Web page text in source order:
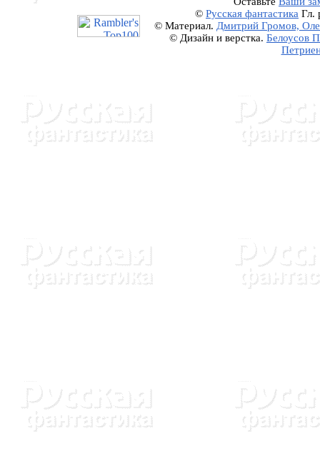
© Русская фантастика Гл.
© Материал. Дмитрий Громов,
© Дизайн и верстка. Белоусов